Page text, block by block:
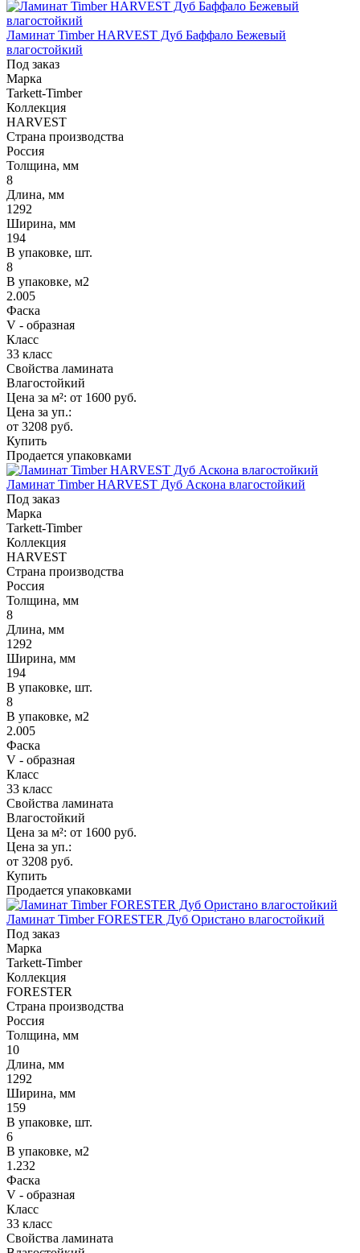
Ламинат Timber HARVEST Дуб Баффало Бежевый
влагостойкий
Под заказ
Марка
Tarkett-Timber
Коллекция
HARVEST
Страна производства
Россия
Толщина, мм
8
Длина, мм
1292
Ширина, мм
194
В упаковке, шт.
8
В упаковке, м2
2.005
Фаска
V - образная
Класс
33 класс
Свойства ламината
Влагостойкий
Цена за м²: от 1600 руб.
Цена за уп.:
от 3208 руб.
Купить
Продается упаковками
Ламинат Timber HARVEST Дуб Аскона влагостойкий
Под заказ
Марка
Tarkett-Timber
Коллекция
HARVEST
Страна производства
Россия
Толщина, мм
8
Длина, мм
1292
Ширина, мм
194
В упаковке, шт.
8
В упаковке, м2
2.005
Фаска
V - образная
Класс
33 класс
Свойства ламината
Влагостойкий
Цена за м²: от 1600 руб.
Цена за уп.:
от 3208 руб.
Купить
Продается упаковками
Ламинат Timber FORESTER Дуб Ористано влагостойкий
Под заказ
Марка
Tarkett-Timber
Коллекция
FORESTER
Страна производства
Россия
Толщина, мм
10
Длина, мм
1292
Ширина, мм
159
В упаковке, шт.
6
В упаковке, м2
1.232
Фаска
V - образная
Класс
33 класс
Свойства ламината